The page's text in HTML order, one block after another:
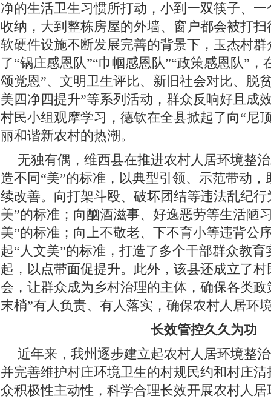
净的生活卫生习惯所打动，小到一双筷子、
收纳，大到整栋房屋的外墙、窗户都会被打
软硬件设施不断发展完善的背景下，玉杰村
了“锅庄感恩队”“巾帼感恩队”“政策感恩队”，
颂党恩”、文明卫生评比、新旧社会对比、脱
美四净四提升”等系列活动，群众反响好且成
村民小组观摩学习，德钦在全县掀起了向“尼
丽和谐新农村的热潮。
无独有偶，维西县在推进农村人居环境整
造不同“美”的标准，以典型引领、示范带动
续改善。向打架斗殴、破坏团结等违法乱纪
美”的标准；向酗酒滋事、好逸恶劳等生活陋
美”的标准；向上不敬老、下不育小等违背公
起“人文美”的标准，打造了多个干部群众教
起，以点带面促提升。此外，该县还成立了
会，让群众成为乡村治理的主体，确保各类
末梢”有人负责、有人落实，确保农村人居环
长效管控久久为功
近年来，我州逐步建立起农村人居环境整
并完善维护村庄环境卫生的村规民约和村庄
众积极性主动性，科学合理长效开展农村人